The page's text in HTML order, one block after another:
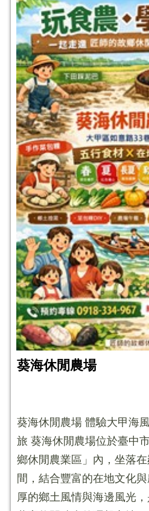
葵海休閒農場
葵海休閒農場 體驗大甲海
旅 葵海休閒農場位於臺中
鄉休閒農業區」內，坐落
間，結合豐富的在地文化
厚的鄉土風情與海邊風光